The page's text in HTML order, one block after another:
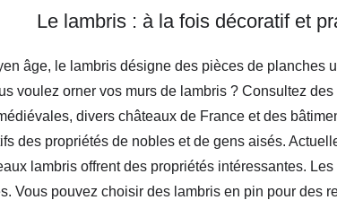
Le lambris : à la fois décoratif et
âge, le lambris désigne des pièces de planches
voulez orner vos murs de lambris ? Consultez
divers châteaux de France et des
des propriétés de nobles et de gens aisés.
lambris offrent des propriétés intéressantes.
Vous pouvez choisir des lambris en pin pour des